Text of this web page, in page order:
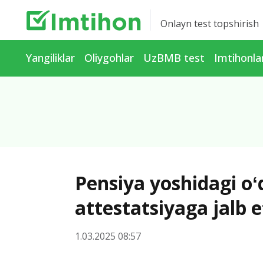
Onlayn test topshirish
Yangiliklar Oliygohlar UzBMB test
Pensiya yoshidagi
attestatsiyaga jalb
1.03.2025 08:57